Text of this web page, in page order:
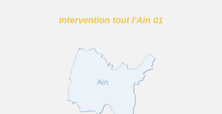
Intervention tout l'Ain 01